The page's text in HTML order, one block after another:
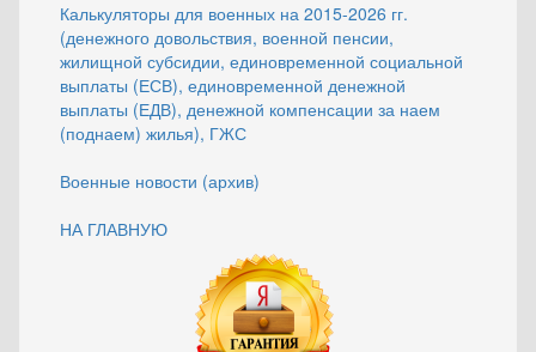
Калькуляторы для военных на 2015-2026 гг.
(денежного довольствия, военной пенсии,
жилищной субсидии, единовременной социальной
выплаты (ЕСВ), единовременной денежной
выплаты (ЕДВ), денежной компенсации за наем
(поднаем) жилья), ГЖС
Военные новости (архив)
НА ГЛАВНУЮ